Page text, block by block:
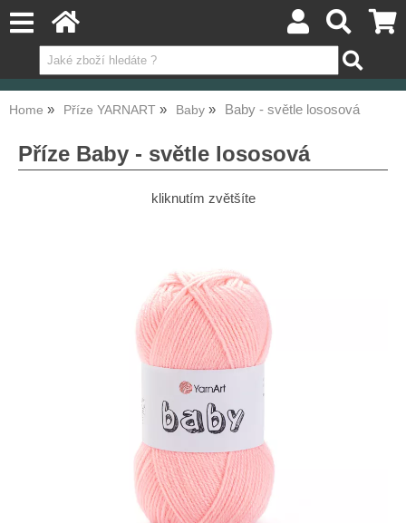
Home Příze YARNART Baby Baby - světle lososová
Příze Baby - světle lososová
kliknutím zvětšíte